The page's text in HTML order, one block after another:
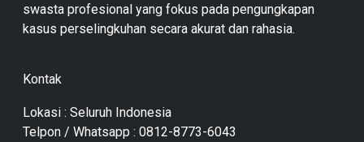
swasta profesional yang fokus pada pengungkapan
kasus perselingkuhan secara akurat dan rahasia.
Kontak
Lokasi : Seluruh Indonesia
Telpon / Whatsapp : 0812-8773-6043